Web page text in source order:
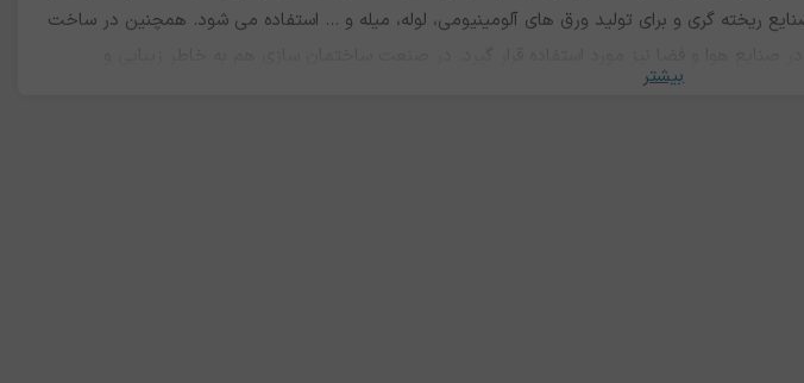
ریخته گری و برای تولید ورق های آلومینیومی، لوله، میله و ... استفاده می شود. همچنین در ساخت
ساخت شیشه، بسته بندی، لوازم برقی و خطوط انتقال برق هم می توان کاربرد آن را دید. شمش
بیشتر